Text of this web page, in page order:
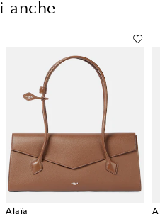
anche
Alaïa